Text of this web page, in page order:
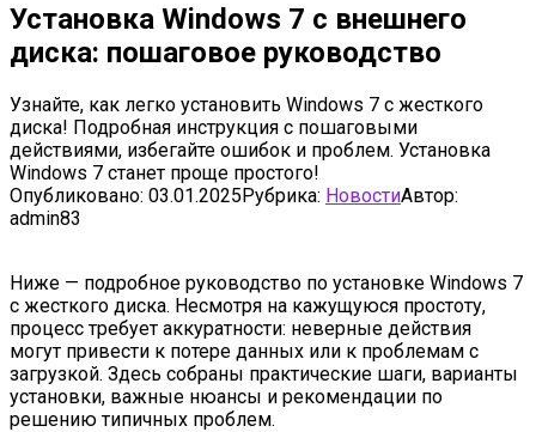
Установка Windows 7 с внешнего
диска: пошаговое руководство
Узнайте, как легко установить Windows 7 с жесткого
диска! Подробная инструкция с пошаговыми
действиями, избегайте ошибок и проблем. Установка
Windows 7 станет проще простого!
Опубликовано: 03.01.2025Рубрика: НовостиАвтор:
admin83
Ниже — подробное руководство по установке Windows 7
с жесткого диска. Несмотря на кажущуюся простоту,
процесс требует аккуратности: неверные действия
могут привести к потере данных или к проблемам с
загрузкой. Здесь собраны практические шаги, варианты
установки, важные нюансы и рекомендации по
решению типичных проблем.